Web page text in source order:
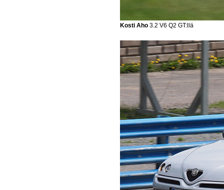
Kosti Aho 3.2 V6 Q2 GT:llä